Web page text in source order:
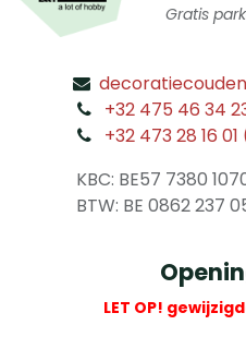
Gratis
+32 475 46 34
+32 473 28 16
KBC: BE57 7380
BTW: BE 0862 237
LET OP!